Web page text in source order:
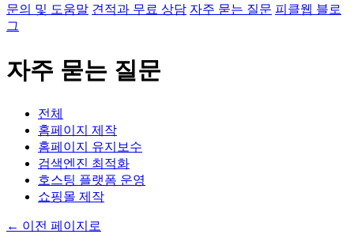
문의 및 도움말 견적과 무료 상담 자주 묻는 질문 피클웹 블로
그
자주 묻는 질문
전체
홈페이지 제작
홈페이지 유지보수
검색엔진 최적화
호스팅 플랫폼 운영
쇼핑몰 제작
← 이전 페이지로